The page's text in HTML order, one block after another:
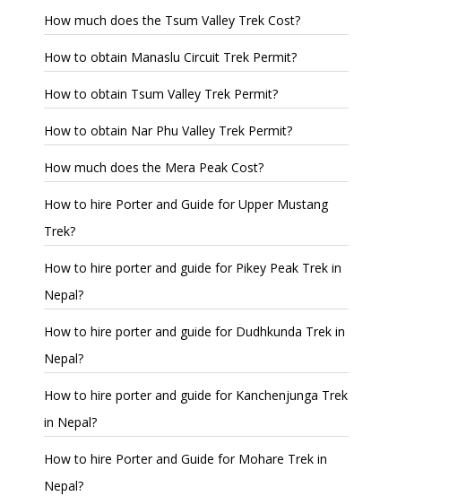
How much does the Tsum Valley Trek Cost?
How to obtain Manaslu Circuit Trek Permit?
How to obtain Tsum Valley Trek Permit?
How to obtain Nar Phu Valley Trek Permit?
How much does the Mera Peak Cost?
How to hire Porter and Guide for Upper Mustang
Trek?
How to hire porter and guide for Pikey Peak Trek in
Nepal?
How to hire porter and guide for Dudhkunda Trek in
Nepal?
How to hire porter and guide for Kanchenjunga Trek
in Nepal?
How to hire Porter and Guide for Mohare Trek in
Nepal?